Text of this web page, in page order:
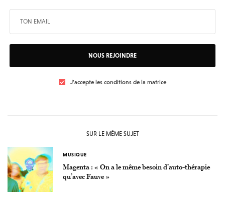
NOUS REJOINDRE
J'accepte les conditions de la matrice
SUR LE MÊME SUJET
MUSIQUE
Magenta : « On a le même besoin d’auto-thérapie
qu’avec Fauve »